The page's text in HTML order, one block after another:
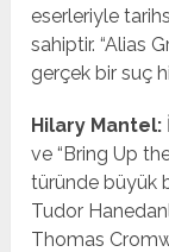
eserleriyle
sahiptir. “Alias
gerçek bir suç
Hilary Mantel:
ve “Bring Up
türünde büyük
Tudor
Thomas